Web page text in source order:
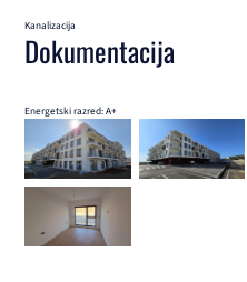
Kanalizacija
Dokumentacija
Energetski razred: A+